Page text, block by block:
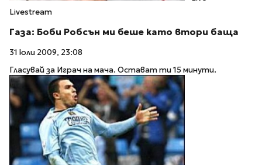
Livestream
Газа: Боби Робсън ми беше като втори баща
31 юли 2009, 23:08
Гласувай за Играч на мача. Остават ти 15 минути.